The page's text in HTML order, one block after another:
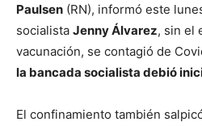
Paulsen (RN), informó este
socialista Jenny Álvarez, sin el
vacunación, se contagió de
la bancada socialista debió
El confinamiento también